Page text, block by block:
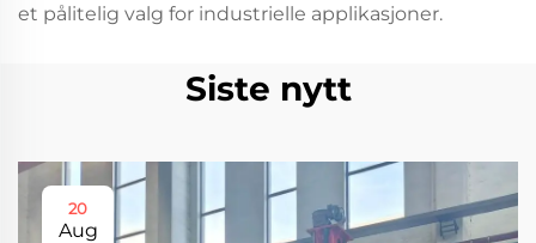
et pålitelig valg for industrielle applikasjoner.
Siste nytt
20
Aug